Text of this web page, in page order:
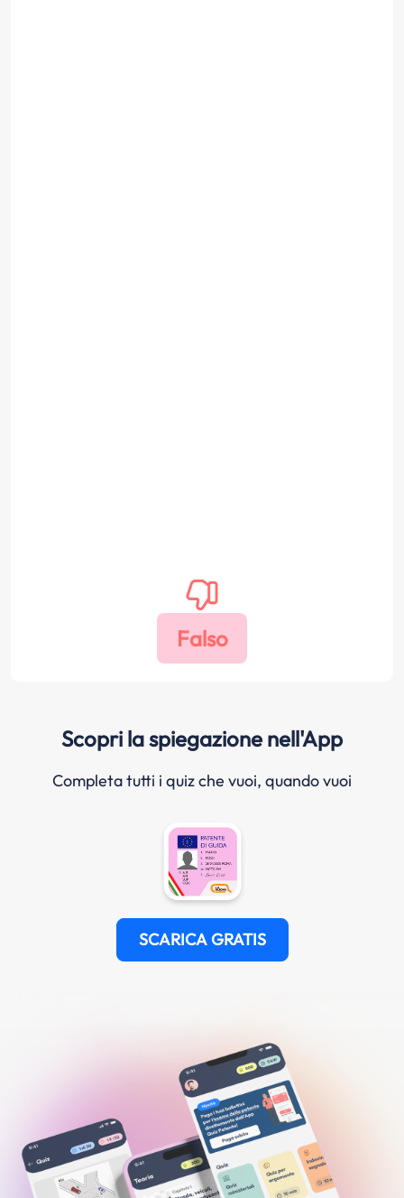
Scopri la spiegazione nell'App
Completa tutti i quiz che vuoi, quando vuoi
SCARICA GRATIS